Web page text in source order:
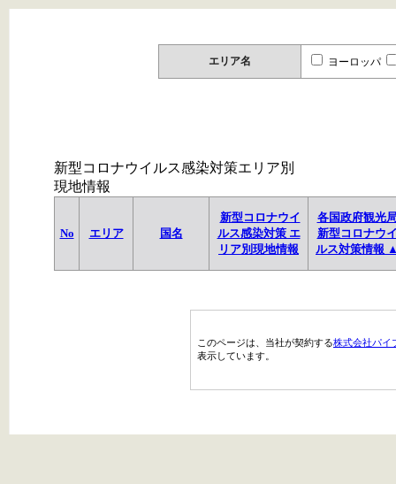
エリア名 ヨーロッパ
新型コロナウイルス感染対策エリア別
現地情報
No エリア 国名
新型コロナウイ
ルス感染対策 エ
リア別現地情報
各国政府観光
新型コロナウ
ルス対策情報
このページは、当社が契約する株式会社パイ
表示しています。